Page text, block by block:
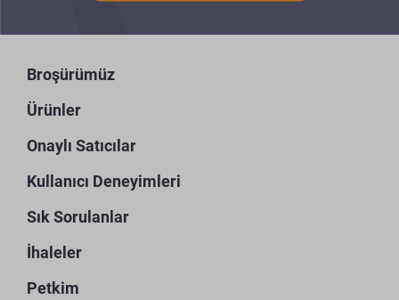
Broşürümüz
Ürünler
Onaylı Satıcılar
Kullanıcı Deneyimleri
Sık Sorulanlar
İhaleler
Petkim